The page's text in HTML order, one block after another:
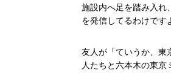
施設内へ足を踏み入れ
を発信してるわけです
友人が「ていうか、東
人たちと六本木の東京